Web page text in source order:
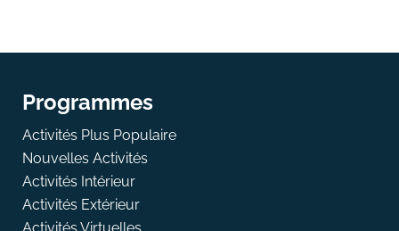
Programmes
Activités Plus Populaire
Nouvelles Activités
Activités Intérieur
Activités Extérieur